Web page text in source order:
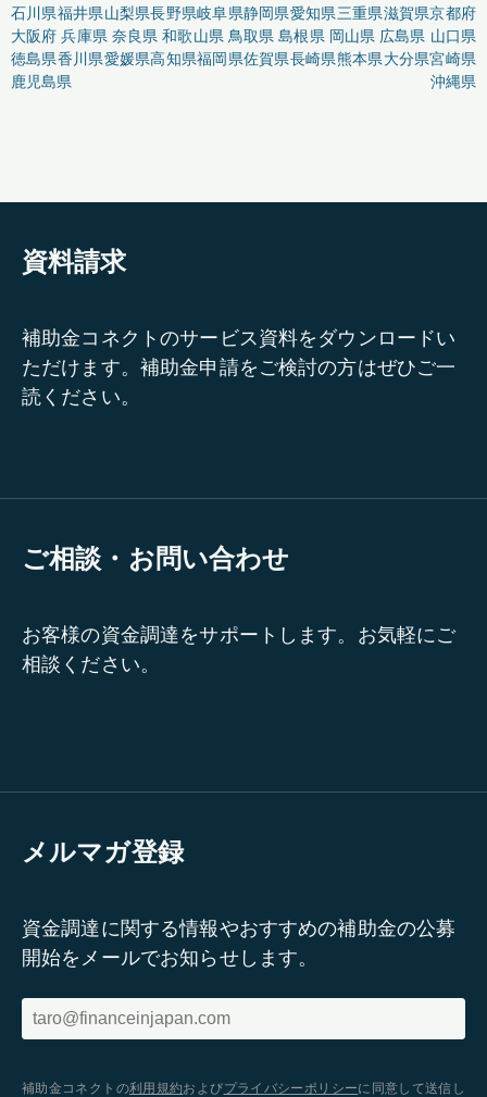
石川県福井県山梨県長野県岐阜県静岡県愛知県三重県滋賀県京都府
大阪府 兵庫県 奈良県 和歌山県 鳥取県 島根県 岡山県 広島県 山口県
徳島県香川県愛媛県高知県福岡県佐賀県長崎県熊本県大分県宮崎県
鹿児島県
沖縄県
資料請求
補助金コネクトのサービス資料をダウンロードい
ただけます。補助金申請をご検討の方はぜひご一
読ください。
ご相談・お問い合わせ
お客様の資金調達をサポートします。お気軽にご
相談ください。
メルマガ登録
資金調達に関する情報やおすすめの補助金の公募
開始をメールでお知らせします。
補助金コネクトの利用規約およびプライバシーポリシーに同意して送信し